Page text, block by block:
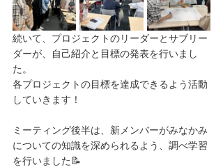
続いて、プロジェクトのリーダーとサブリー
ダーが、自己紹介と目標の発表を行いまし
た。
各プロジェクトの目標を達成できるよう活動
していきます！
ミーティング後半は、新メンバーがみなかみ
についての知識を深められるよう、調べ学習
を行いました📝